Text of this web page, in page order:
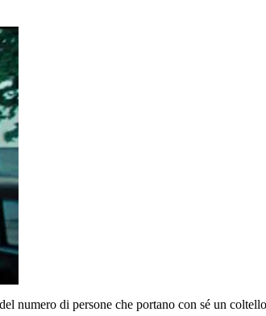
numero di persone che portano con sé un